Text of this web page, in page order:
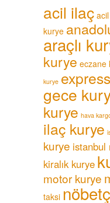
acil ilaç
kurye
araçlı
kurye eczane
kurye
gece
kurye hava
ilaç kurye
kurye istanbul
kiralık kurye
motor kurye
taksi